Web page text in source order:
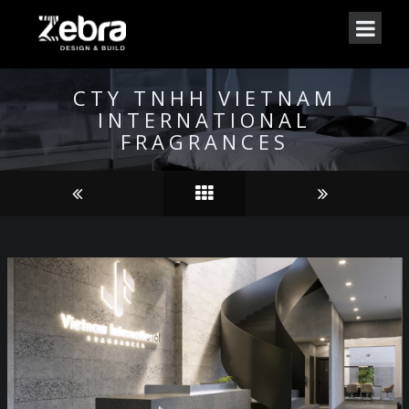
CTY TNHH VIETNAM
INTERNATIONAL
FRAGRANCES